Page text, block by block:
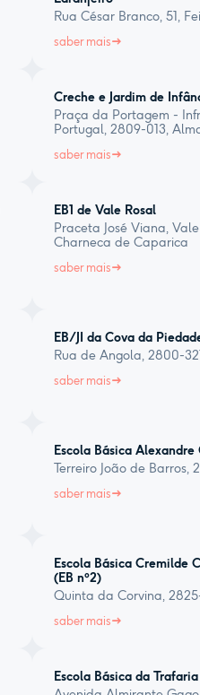
Rua César Branco, 51,
saber mais
Creche e Jardim de
Praça da Portagem -
Portugal, 2809-013,
saber mais
EB1 de Vale Rosal
Praceta José Viana,
Charneca de Caparica
saber mais
EB/JI da Cova da
Rua de Angola, 2800-
saber mais
Escola Básica
Terreiro João de Barros,
saber mais
Escola Básica Cremilde
(EB nº2)
Quinta da Corvina,
saber mais
Escola Básica da Trafaria